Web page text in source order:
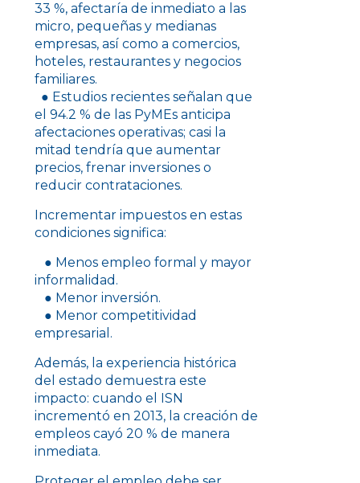
33 %, afectaría de inmediato a las
micro, pequeñas y medianas
empresas, así como a comercios,
hoteles, restaurantes y negocios
familiares.
● Estudios recientes señalan que
el 94.2 % de las PyMEs anticipa
afectaciones operativas; casi la
mitad tendría que aumentar
precios, frenar inversiones o
reducir contrataciones.
Incrementar impuestos en estas
condiciones significa:
● Menos empleo formal y mayor
informalidad.
● Menor inversión.
● Menor competitividad
empresarial.
Además, la experiencia histórica
del estado demuestra este
impacto: cuando el ISN
incrementó en 2013, la creación de
empleos cayó 20 % de manera
inmediata.